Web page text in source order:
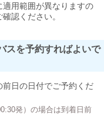
用範囲が異なりますの
確認ください。
スを予約すればよいで
日の日付でご予約くだ
発）の場合は到着日前